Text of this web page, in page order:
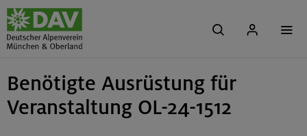
Benötigte Ausrüstung für
Veranstaltung OL-24-1512